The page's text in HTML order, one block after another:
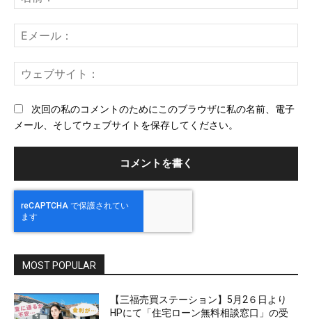
ン
ト：
前
メ
ー
ェ
次回の私のコメントのためにこのブラウザに私の名前、電子
メール、そしてウェブサイトを保存してください。
MOST POPULAR
【三福売買ステーション】5月2６日より
HPにて「住宅ローン無料相談窓口」の受